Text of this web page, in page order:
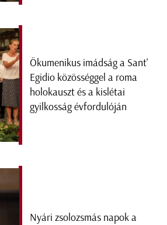
Ökumenikus imádság a Sant'
Egidio közösséggel a roma
holokauszt és a kislétai
gyilkosság évfordulóján
Nyári zsolozsmás napok a